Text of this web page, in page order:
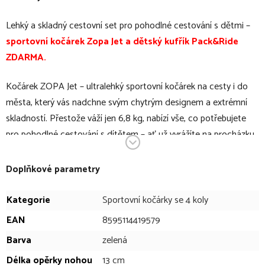
Lehký a skladný cestovní set pro pohodlné cestování s dětmi –
sportovní kočárek Zopa Jet a dětský kufřík Pack&Ride
ZDARMA.
Kočárek ZOPA Jet – ultralehký sportovní kočárek na cesty i do
města, který vás nadchne svým chytrým designem a extrémní
skladností. Přestože váží jen 6,8 kg, nabízí vše, co potřebujete
pro pohodlné cestování s dítětem – ať už vyrážíte na procházku
městem, nebo na dovolenou letadlem. ZOPA Jet se vyrábí v
moderních barevných variantách. Detaily jako prodyšné
podtrhují jeho prémiové provedení. ZOPA Jet je ideální volbou
pro rodiče, kteří často cestují, ale nechtějí slevit z pohodlí ani
nebo do letadla. Nabízí skvělý poměr ceny a výbavy, navíc bez
Doplňkové parametry
Kategorie
Sportovní kočárky se 4 koly
EAN
8595114419579
Barva
zelená
Délka opěrky nohou
13 cm